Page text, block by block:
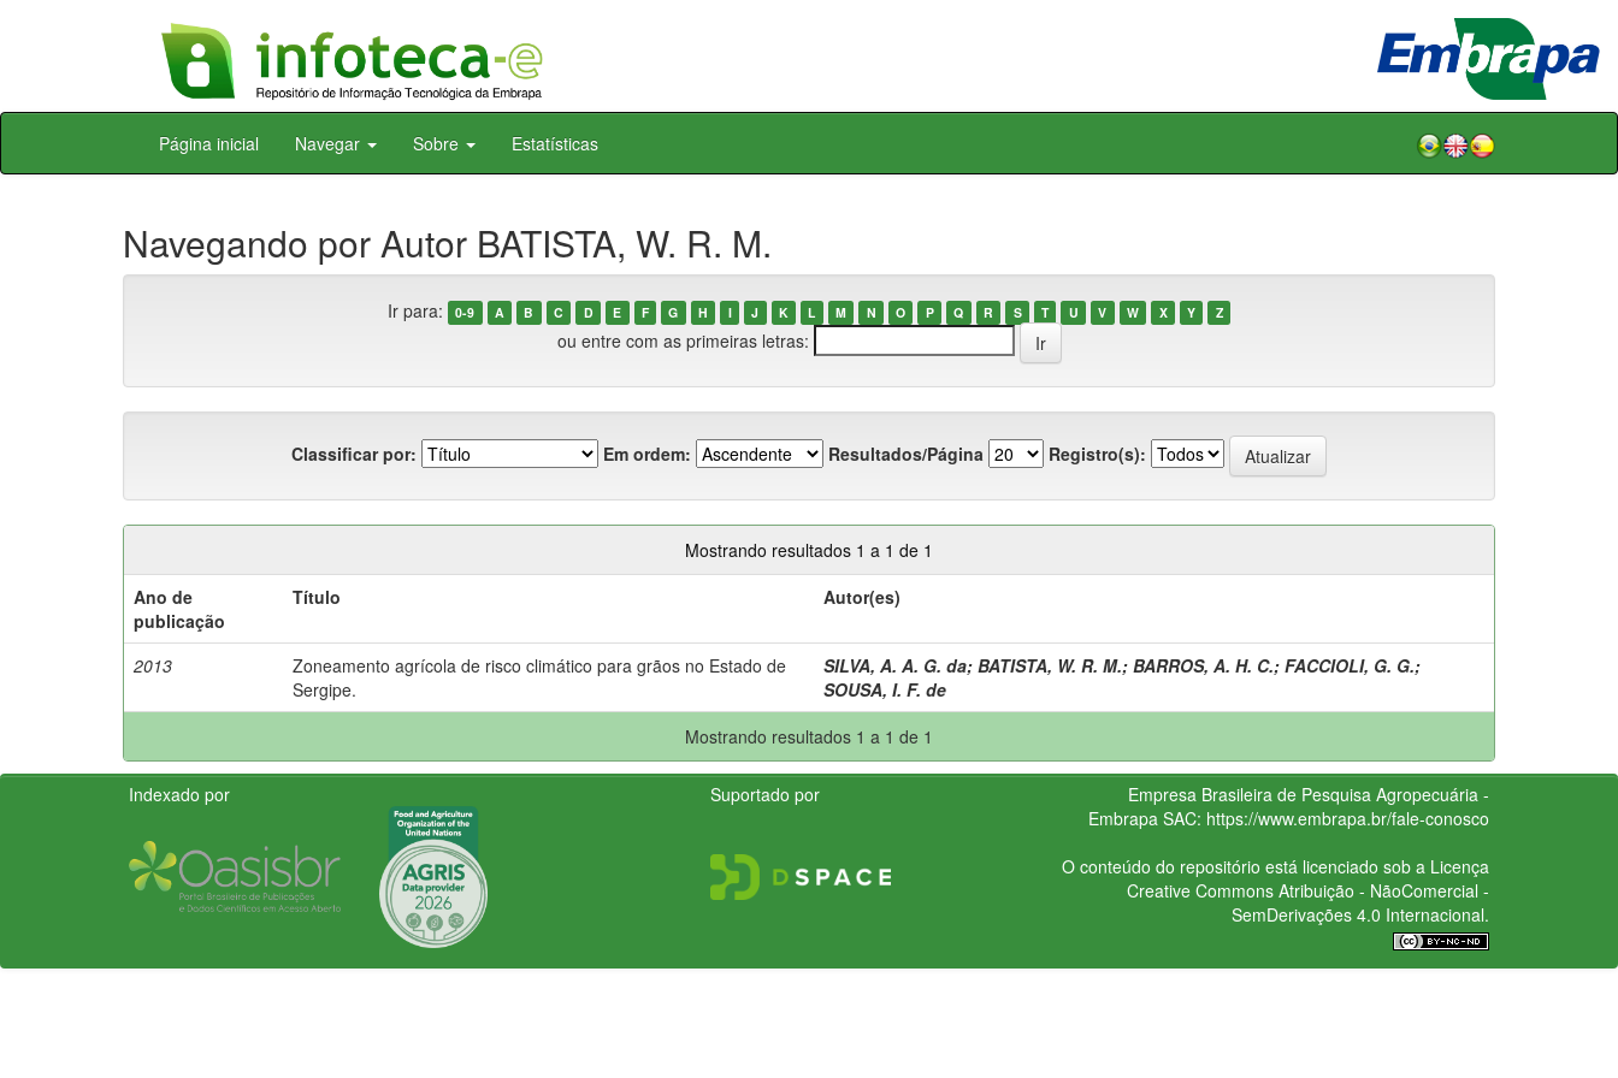
Skip
Página inicial Navegar Sobre Estatísticas
Navegando por Autor BATISTA, W. R. M.
Ir para: 0-9 A B C D E F G H I J K L M N O P Q R S T U V W X Y Z
ou entre com as primeiras letras:
Classificar por: Em ordem: Resultados/Página Registro(s):
Mostrando resultados 1 a 1 de 1
Ano de
publicação
Título Autor(es)
2013
Zoneamento agrícola de risco climático para grãos no Estado de
Sergipe.
SILVA, A. A. G. da; BATISTA, W. R. M.; BARROS, A. H. C.; FACCIOLI, G. G.;
SOUSA, I. F. de
Mostrando resultados 1 a 1 de 1
Indexado por Suportado por
Empresa Brasileira de Pesquisa Agropecuária -
Embrapa SAC: https://www.embrapa.br/fale-conosco
O conteúdo do repositório está licenciado sob a Licença
Creative CommonsAtribuição - NãoComercial -
SemDerivações 4.0 Internacional.